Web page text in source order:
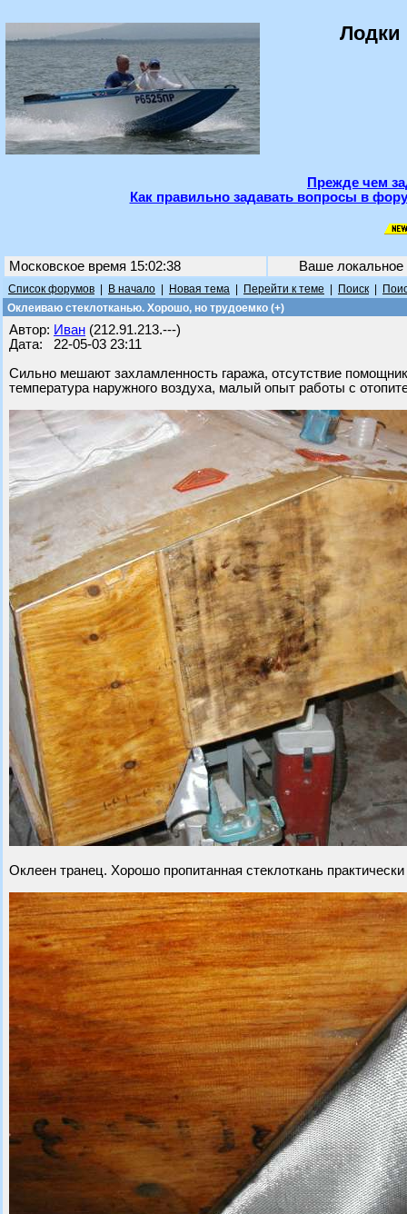
Лодки
Прежде чем
Как правильно задавать вопросы в
Московское время 15:02:38 Ваше
Список форумов В начало Новая тема Перейти к теме Поиск
Оклеиваю стеклотканью. Хорошо, но трудоемко (+)
Автор: Иван (212.91.213.---)
Дата: 22-05-03 23:11
Сильно мешают захламленность гаража, отсутствие
температура наружного воздуха, малый опыт работы с
Оклеен транец. Хорошо пропитанная стеклоткань